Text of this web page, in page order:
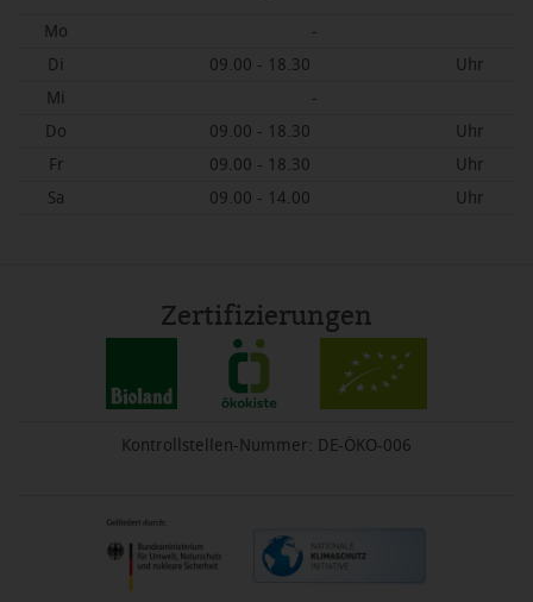
Mo
-
Di
09.00 - 18.30
Uhr
Mi
-
Do
09.00 - 18.30
Uhr
Fr
09.00 - 18.30
Uhr
Sa
09.00 - 14.00 Uhr
Zertifizierungen
Kontrollstellen-Nummer: DE-ÖKO-006